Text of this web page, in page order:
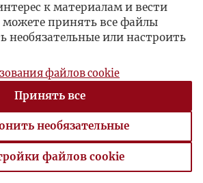
к материалам и вести
принять все файлы
необязательные или настроить
файлов cookie
Принять все
необязательные
файлов cookie